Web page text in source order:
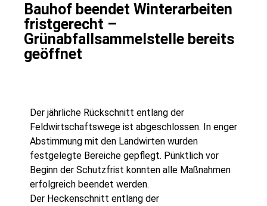
Bauhof beendet Winterarbeiten
fristgerecht –
Grünabfallsammelstelle bereits
geöffnet
Der jährliche Rückschnitt entlang der
Feldwirtschaftswege ist abgeschlossen. In enger
Abstimmung mit den Landwirten wurden
festgelegte Bereiche gepflegt. Pünktlich vor
Beginn der Schutzfrist konnten alle Maßnahmen
erfolgreich beendet werden.
Der Heckenschnitt entlang der